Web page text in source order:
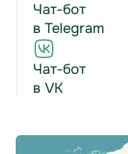
Чат-бот
в Telegram
Чат-бот
в VK